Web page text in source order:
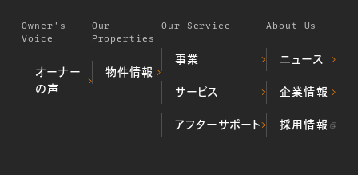
Owner's
Voice
オーナー
の声
Our
Properties
物件情報
Our Service
事業
デベロッパー事業
プロパティマネジメ
サービス
ALL顔認証マン
アフターサポート
About Us
ニュース
企業情報
当社の歩み
採用情報